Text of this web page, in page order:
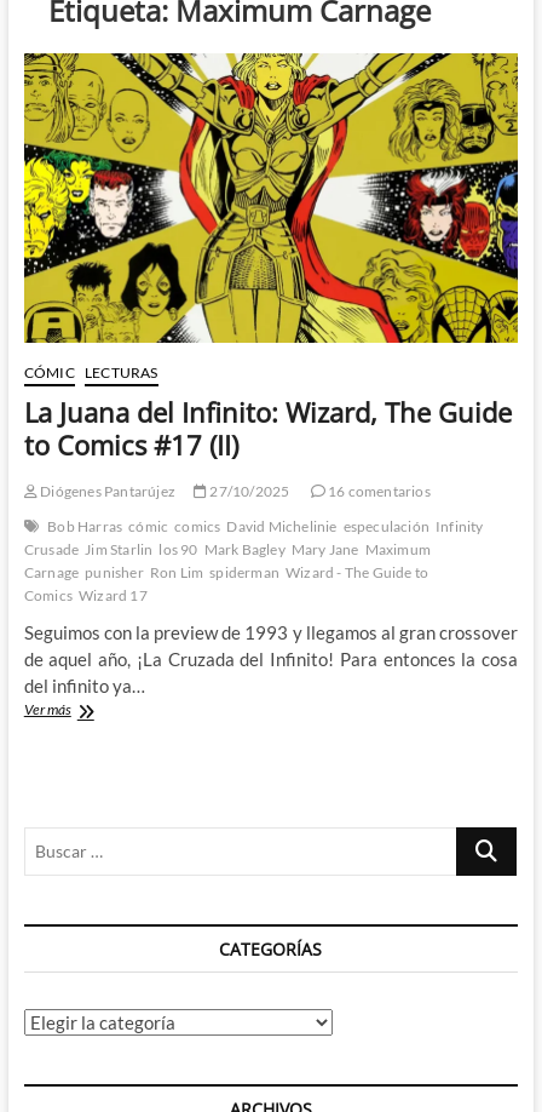
Etiqueta: Maximum Carnage
CÓMIC LECTURAS
La Juana del Infinito: Wizard, The Guide
to Comics #17 (II)
Diógenes Pantarújez 27/10/2025
16 comentarios
Bob Harras cómic comics David Michelinie especulación Infinity
Crusade Jim Starlin los 90 Mark Bagley Mary Jane Maximum
Carnage punisher Ron Lim spiderman Wizard - The Guide to
Comics Wizard 17
Seguimos con la preview de 1993 y llegamos al gran crossover
de aquel año, ¡La Cruzada del Infinito! Para entonces la cosa
del infinito ya…
Ver másLa
to
(II)
Buscar
CATEGORÍAS
Categorías